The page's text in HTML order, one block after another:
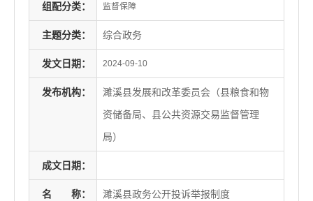
组配分类： 监督保障
主题分类： 综合政务
发文日期： 2024-09-10
发布机构：
濉溪县发展和改革委员会（县粮食和物
资储备局、县公共资源交易监督管理
局）
成文日期：
名 称： 濉溪县政务公开投诉举报制度